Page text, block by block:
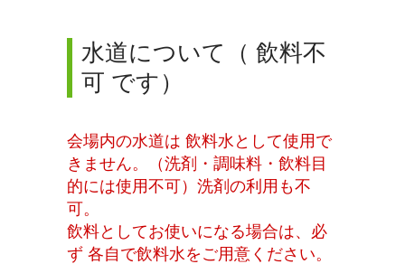
水道について（ 飲料不
可 です）
会場内の水道は 飲料水として使用で
きません。（洗剤・調味料・飲料目
的には使用不可）洗剤の利用も不
可。
飲料としてお使いになる場合は、必
ず 各自で飲料水をご用意ください。